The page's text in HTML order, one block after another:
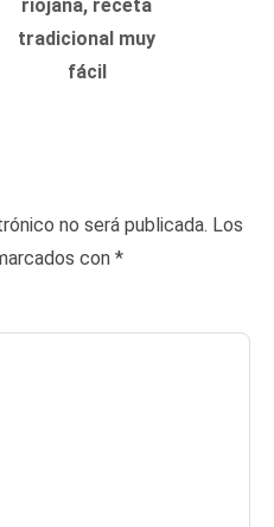
riojana, receta
tradicional muy
fácil
no será publicada. Los
con *